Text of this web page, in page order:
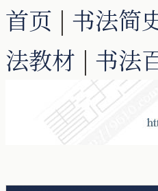
首页 | 书法简
法教材 | 书法